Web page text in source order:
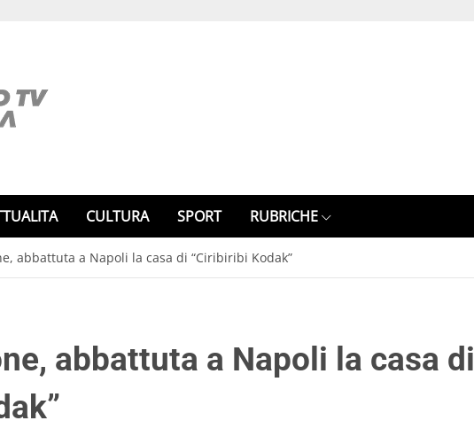
CULTURA SPORT RUBRICHE
abbattuta a Napoli la casa di “Ciribiribi Kodak”
abbattuta a Napoli la casa di